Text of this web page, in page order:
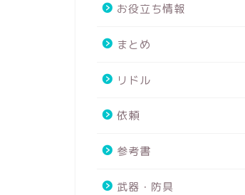
お役立ち情報
まとめ
リドル
依頼
参考書
武器・防具